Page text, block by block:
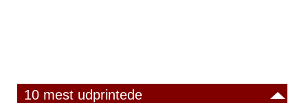
10 mest udprintede